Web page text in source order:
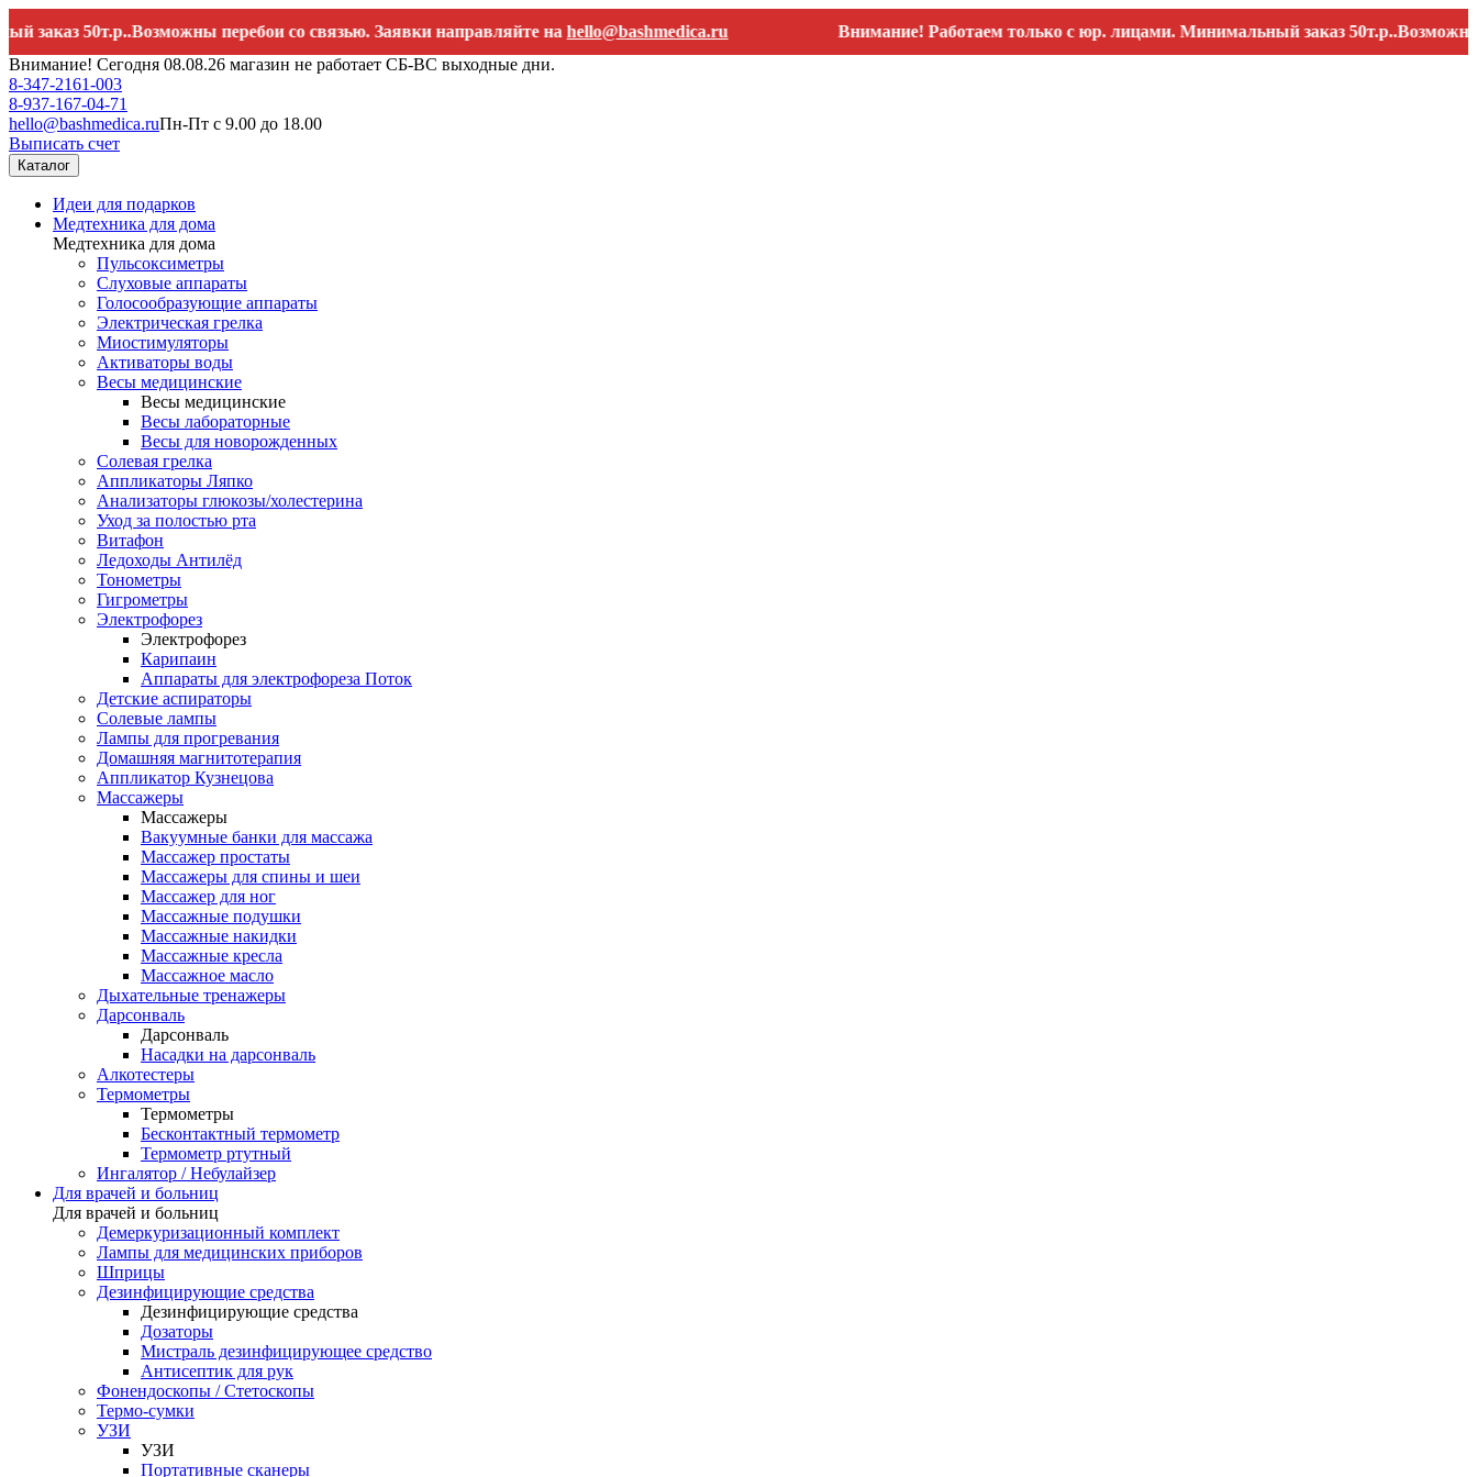
50т.р..Возможны перебои со связью. Заявки направляйте наhello@bashmedica.ru
Внимание! Работаем только с юр. лицами. Минимальный заказ 50т.р..Возможны
Внимание! Сегодня 08.08.26 магазин не работает СБ-ВС выходные дни.
8-347-2161-003
8-937-167-04-71
hello@bashmedica.ruПн-Пт с 9.00 до 18.00
Выписать счет
Каталог
Идеи для подарков
Медтехника для дома
Медтехника для дома
Пульсоксиметры
Слуховые аппараты
Голосообразующие аппараты
Электрическая грелка
Миостимуляторы
Активаторы воды
Весы медицинские
Весы медицинские
Весы лабораторные
Весы для новорожденных
Солевая грелка
Аппликаторы Ляпко
Анализаторы глюкозы/холестерина
Уход за полостью рта
Витафон
Ледоходы Антилёд
Тонометры
Гигрометры
Электрофорез
Электрофорез
Карипаин
Аппараты для электрофореза Поток
Детские аспираторы
Солевые лампы
Лампы для прогревания
Домашняя магнитотерапия
Аппликатор Кузнецова
Массажеры
Массажеры
Вакуумные банки для массажа
Массажер простаты
Массажеры для спины и шеи
Массажер для ног
Массажные подушки
Массажные накидки
Массажные кресла
Массажное масло
Дыхательные тренажеры
Дарсонваль
Дарсонваль
Насадки на дарсонваль
Алкотестеры
Термометры
Термометры
Бесконтактный термометр
Термометр ртутный
Ингалятор / Небулайзер
Для врачей и больниц
Для врачей и больниц
Демеркуризационный комплект
Лампы для медицинских приборов
Шприцы
Дезинфицирующие средства
Дезинфицирующие средства
Дозаторы
Мистраль дезинфицирующее средство
Антисептик для рук
Фонендоскопы / Стетоскопы
Термо-сумки
УЗИ
УЗИ
Портативные сканеры